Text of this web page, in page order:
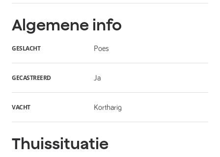
Algemene info
GESLACHT Poes
GECASTREERD Ja
VACHT Kortharig
Thuissituatie